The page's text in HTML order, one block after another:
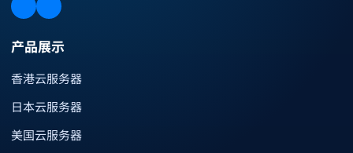
产品展示
香港云服务器
日本云服务器
美国云服务器